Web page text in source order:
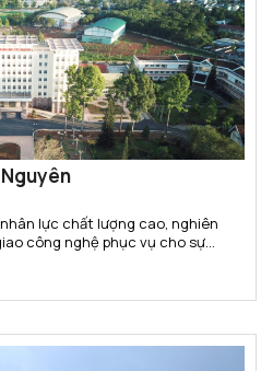
lực chất lượng cao, nghiên
công nghệ phục vụ cho sự
hội. Bảo tồn và phát huy các
Tầm nhìn Đến năm...